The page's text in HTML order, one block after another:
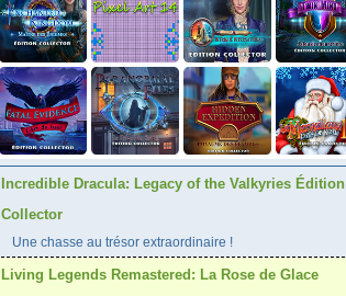
Incredible Dracula: Legacy of the Valkyries Édition
Collector
Une chasse au trésor extraordinaire !
Living Legends Remastered: La Rose de Glace